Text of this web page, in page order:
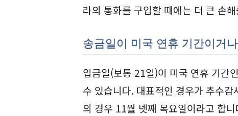
라의 통화를 구입할 때에는 더 큰 손
송금일이 미국 연휴 기간이거
입금일(보통 21일)이 미국 연휴 기간
수 있습니다. 대표적인 경우가 추수
의 경우 11월 넷째 목요일이라고 합